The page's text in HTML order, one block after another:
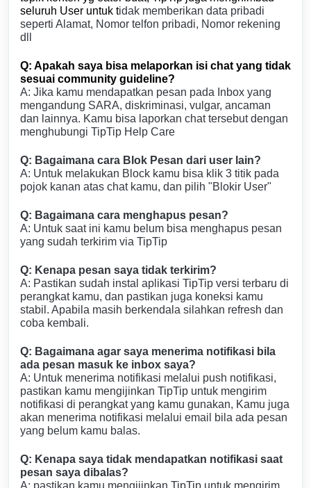
seluruh User untuk tidak memberikan data pribadi
seperti Alamat, Nomor telfon pribadi, Nomor rekening
dll
Q: Apakah saya bisa melaporkan isi chat yang tidak
sesuai community guideline?
A: Jika kamu mendapatkan pesan pada Inbox yang
mengandung SARA, diskriminasi, vulgar, ancaman
dan lainnya. Kamu bisa laporkan chat tersebut dengan
menghubungi TipTip Help Care
Q: Bagaimana cara Blok Pesan dari user lain?
A: Untuk melakukan Block kamu bisa klik 3 titik pada
pojok kanan atas chat kamu, dan pilih "Blokir User"
Q: Bagaimana cara menghapus pesan?
A: Untuk saat ini kamu belum bisa menghapus pesan
yang sudah terkirim via TipTip
Q: Kenapa pesan saya tidak terkirim?
A: Pastikan sudah instal aplikasi TipTip versi terbaru di
perangkat kamu, dan pastikan juga koneksi kamu
stabil. Apabila masih berkendala silahkan refresh dan
coba kembali.
Q: Bagaimana agar saya menerima notifikasi bila
ada pesan masuk ke inbox saya?
A: Untuk menerima notifikasi melalui push notifikasi,
pastikan kamu mengijinkan TipTip untuk mengirim
notifikasi di perangkat yang kamu gunakan, Kamu juga
akan menerima notifikasi melalui email bila ada pesan
yang belum kamu balas.
Q: Kenapa saya tidak mendapatkan notifikasi saat
pesan saya dibalas?
A: pastikan kamu mengijinkan TipTip untuk mengirim